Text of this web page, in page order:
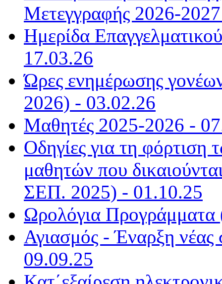
Μετεγγραφής 2026-
Ημερίδα
17.03.26
Ώρες ενημέρωσης
2026) - 03.02.26
Μαθητές 2025-2026 -
Οδηγίες για τη
μαθητών που
ΣΕΠ. 2025) - 01.10.25
Ωρολόγια
Αγιασμός - Έναρξη νέας
09.09.25